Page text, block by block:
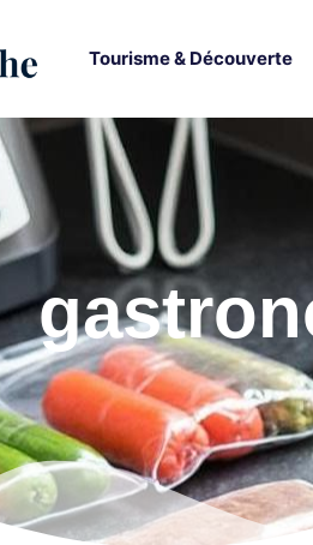
Tourisme & Découverte